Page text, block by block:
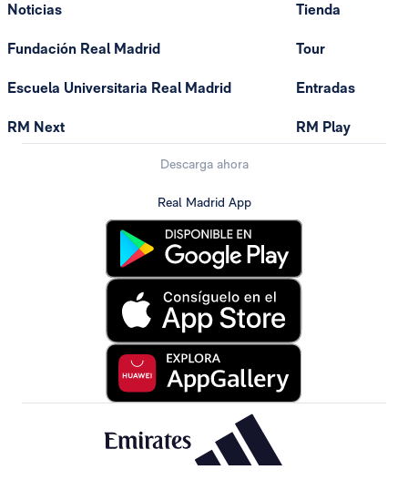
Noticias
Fundación Real Madrid
Escuela Universitaria Real Madrid
RM Next
Tienda
Tour
Entradas
RM Play
Descarga ahora
Real Madrid App